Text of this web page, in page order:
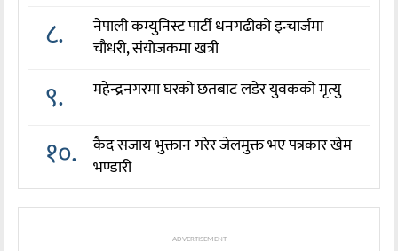
८.
नेपाली कम्युनिस्ट पार्टी धनगढीको इन्चार्जमा
चौधरी, संयोजकमा खत्री
९. महेन्द्रनगरमा घरको छतबाट लडेर युवकको मृत्यु
१०.
कैद सजाय भुक्तान गरेर जेलमुक्त भए पत्रकार खेम
भण्डारी
ADVERTISEMENT